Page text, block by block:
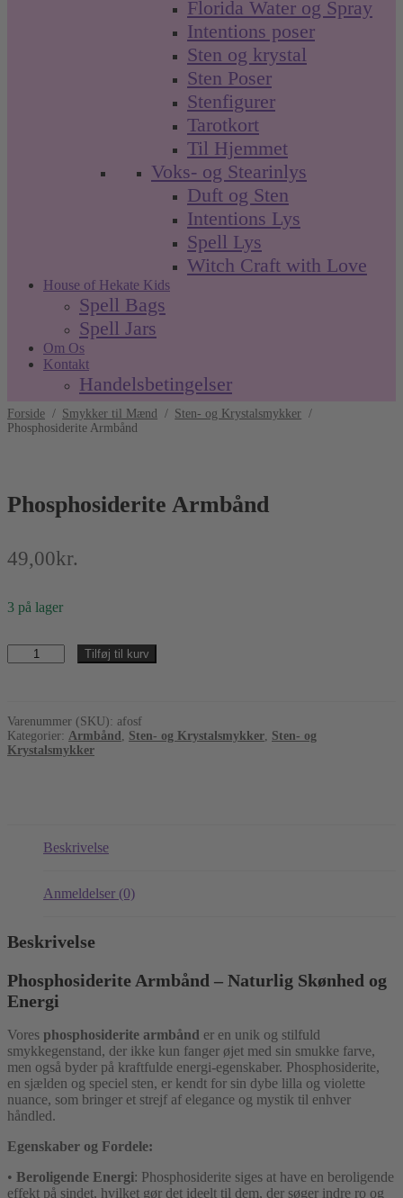
Florida Water og Spray
Intentions poser
Sten og krystal
Sten Poser
Stenfigurer
Tarotkort
Til Hjemmet
Voks- og Stearinlys
Duft og Sten
Intentions Lys
Spell Lys
Witch Craft with Love
House of Hekate Kids
Spell Bags
Spell Jars
Om Os
Kontakt
Handelsbetingelser
Forside / Smykker til Mænd / Sten- og Krystalsmykker /
Phosphosiderite Armbånd
Phosphosiderite Armbånd
49,00kr.
3 på lager
Phosphosiderite
Armbånd
Tilføj til kurv
Varenummer (SKU): afosf
Kategorier: Armbånd Sten- og Krystalsmykker Sten- og
Krystalsmykker
Beskrivelse
Anmeldelser (0)
Beskrivelse
Phosphosiderite Armbånd – Naturlig Skønhed og
Energi
Vores phosphosiderite armbånd er en unik og stilfuld
smykkegenstand, der ikke kun fanger øjet med sin smukke farve,
men også byder på kraftfulde energi-egenskaber. Phosphosiderite,
en sjælden og speciel sten, er kendt for sin dybe lilla og violette
nuance, som bringer et strejf af elegance og mystik til enhver
håndled.
Egenskaber og Fordele:
• Beroligende Energi: Phosphosiderite siges at have en beroligende
effekt på sindet, hvilket gør det ideelt til dem, der søger indre ro og